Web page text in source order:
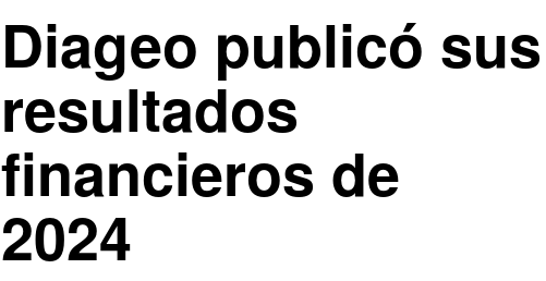
Diageo publicó sus
resultados
financieros de
2024